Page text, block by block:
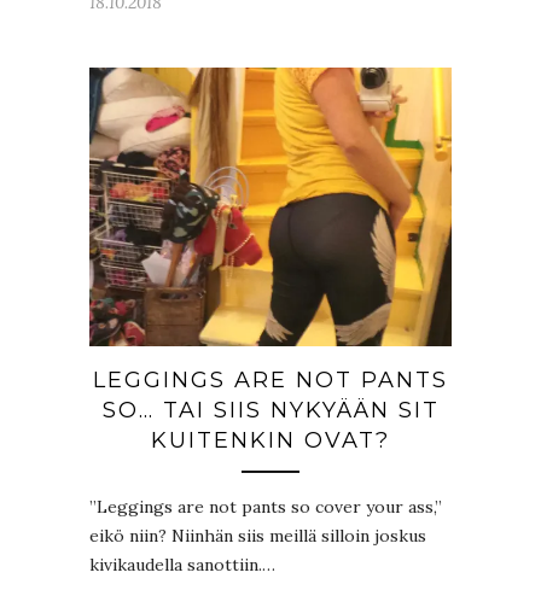
LEGGINGS ARE NOT PANTS
SO… TAI SIIS NYKYÄÄN SIT
KUITENKIN OVAT?
”Leggings are not pants so cover your ass,”
eikö niin? Niinhän siis meillä silloin joskus
kivikaudella sanottiin.…